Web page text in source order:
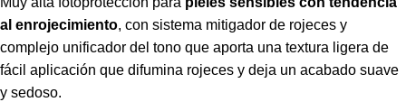
al enrojecimiento, con sistema mitigador de rojeces y
complejo unificador del tono que aporta una textura ligera de
fácil aplicación que difumina rojeces y deja un acabado suave
y sedoso.